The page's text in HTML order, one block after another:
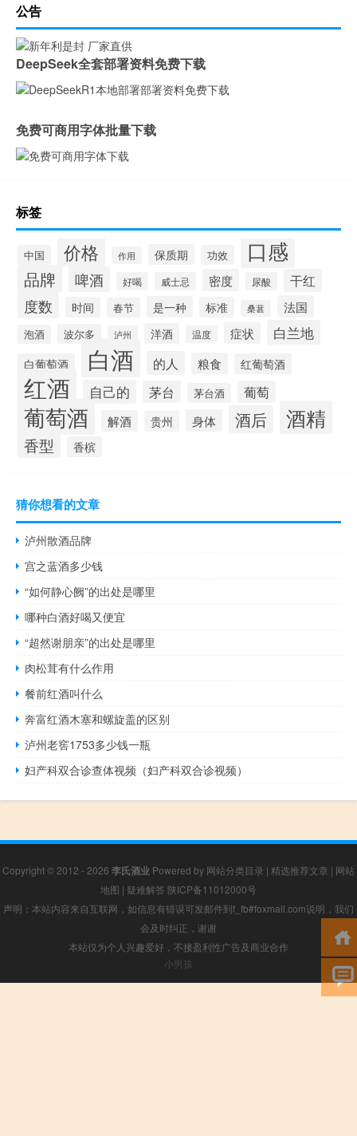
公告
DeepSeek全套部署资料免费下载
免费可商用字体批量下载
标签
中国 价格 作用 保质期 功效 口感
品牌 啤酒 好喝 威士忌 密度 尿酸 干红
度数 时间 春节 是一种 标准 桑葚 法国
泡酒 波尔多 泸州 洋酒 温度 症状 白兰地
白葡萄酒 白酒 的人 粮食 红葡萄酒
红酒 自己的 茅台 茅台酒 葡萄
葡萄酒 解酒 贵州 身体 酒后 酒精
香型 香槟
猜你想看的文章
泸州散酒品牌
宫之蓝酒多少钱
“如何静心阙”的出处是哪里
哪种白酒好喝又便宜
“超然谢朋亲”的出处是哪里
肉松茸有什么作用
餐前红酒叫什么
奔富红酒木塞和螺旋盖的区别
泸州老窖1753多少钱一瓶
妇产科双合诊查体视频（妇产科双合诊视频）
Copyright © 2012 - 2026 李氏酒业 Powered by 网站分类目录 | 精选推荐文章 | 网站
地图 | 疑难解答 陕ICP备11012000号
声明：本站内容来自互联网，如信息有错误可发邮件到f_fb#foxmail.com说明，我们
会及时纠正，谢谢
本站仅为个人兴趣爱好，不接盈利性广告及商业合作
小男孩